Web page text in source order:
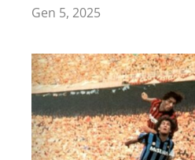
Gen 5, 2025